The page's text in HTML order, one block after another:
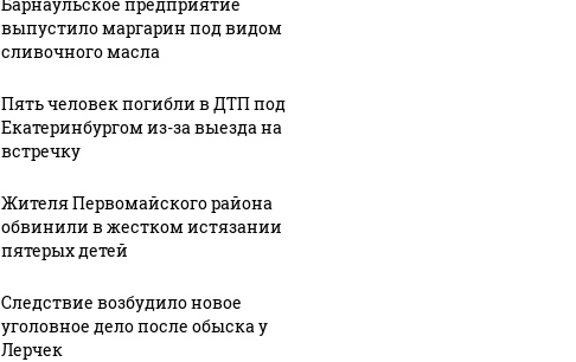
выпустило маргарин под видом
сливочного масла
Пять человек погибли в ДТП под
Екатеринбургом из-за выезда на
встречку
Жителя Первомайского района
обвинили в жестком истязании
пятерых детей
Следствие возбудило новое
уголовное дело после обыска у
Лерчек